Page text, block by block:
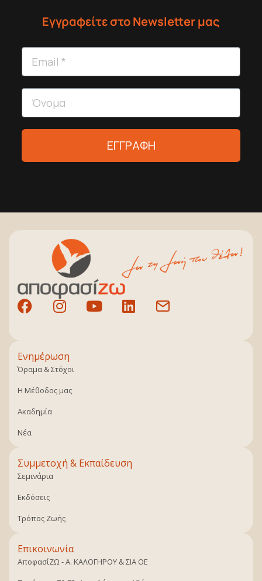
Εγγραφείτε στο Newsletter μας
ΕΓΓΡΑΦΗ
Ενημέρωση
Όραμα & Στόχοι
Η Μέθοδος μας
Ακαδημία
Νέα
Συμμετοχή & Εκπαίδευση
Σεμινάρια
Εκδόσεις
Τρόπος Ζωής
Επικοινωνία
ΑποφασίΖΩ - Α. ΚΑΛΟΓΗΡΟΥ & ΣΙΑ ΟΕ